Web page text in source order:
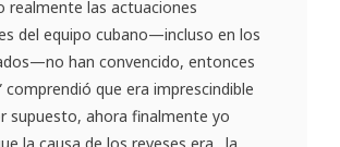
realmente las actuaciones
del equipo cubano—incluso en los
han convencido, entonces
comprendió que era imprescindible
supuesto, ahora finalmente yo